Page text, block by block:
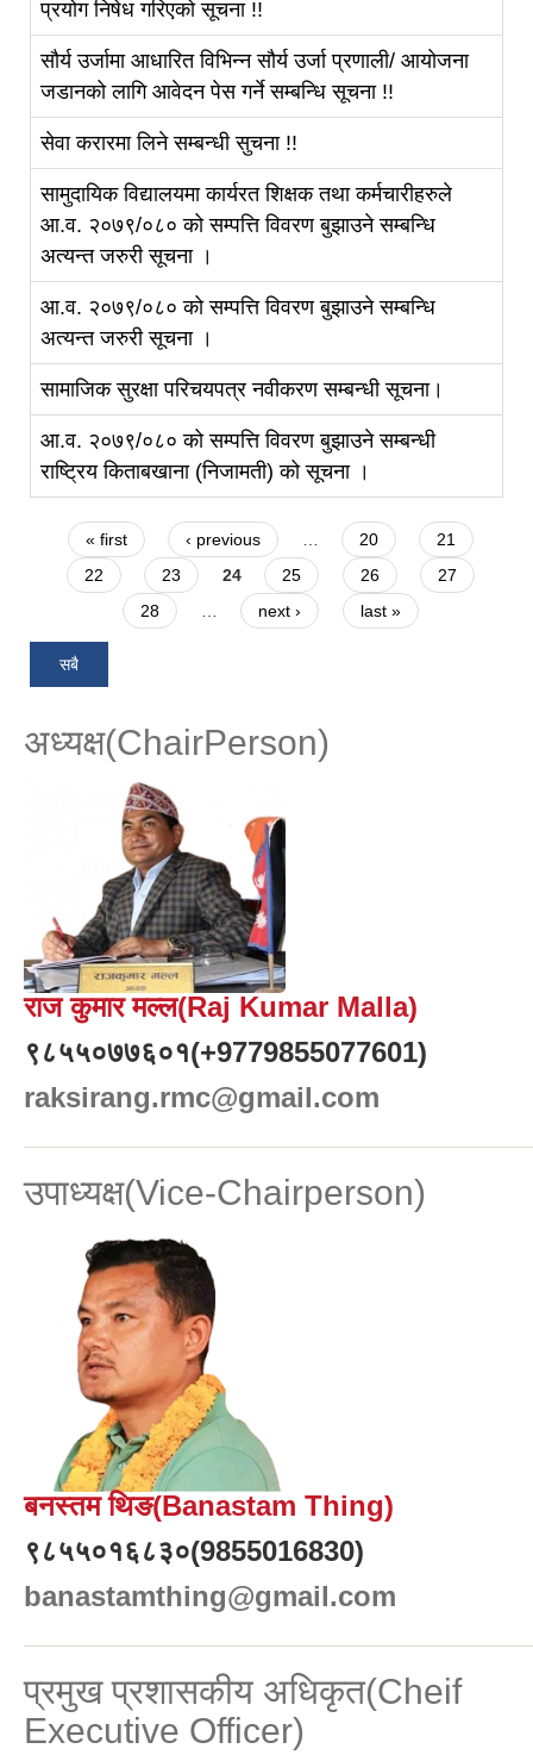
प्रयोग निषेध गरिएको सूचना !!
सौर्य उर्जामा आधारित विभिन्न सौर्य उर्जा प्रणाली/ आयोजना
जडानको लागि आवेदन पेस गर्ने सम्बन्धि सूचना !!
सेवा करारमा लिने सम्बन्धी सुचना !!
सामुदायिक विद्यालयमा कार्यरत शिक्षक तथा कर्मचारीहरुले
आ.व. २०७९/०८० को सम्पत्ति विवरण बुझाउने सम्बन्धि
अत्यन्त जरुरी सूचना ।
आ.व. २०७९/०८० को सम्पत्ति विवरण बुझाउने सम्बन्धि
अत्यन्त जरुरी सूचना ।
सामाजिक सुरक्षा परिचयपत्र नवीकरण सम्बन्धी सूचना।
आ.व. २०७९/०८० को सम्पत्ति विवरण बुझाउने सम्बन्धी
राष्ट्रिय किताबखाना (निजामती) को सूचना ।
Pages
« first ‹ previous … 20
21
22
23 24 25 26
27
28
… next › last »
सबै
अध्यक्ष(ChairPerson)
राज कुमार मल्ल(Raj Kumar Malla)
९८५५०७७६०१(+9779855077601)
raksirang.rmc@gmail.com
उपाध्यक्ष(Vice-Chairperson)
बनस्तम थिङ(Banastam Thing)
९८५५०१६८३०(9855016830)
banastamthing@gmail.com
प्रमुख प्रशासकीय अधिकृत(Cheif
Executive Officer)